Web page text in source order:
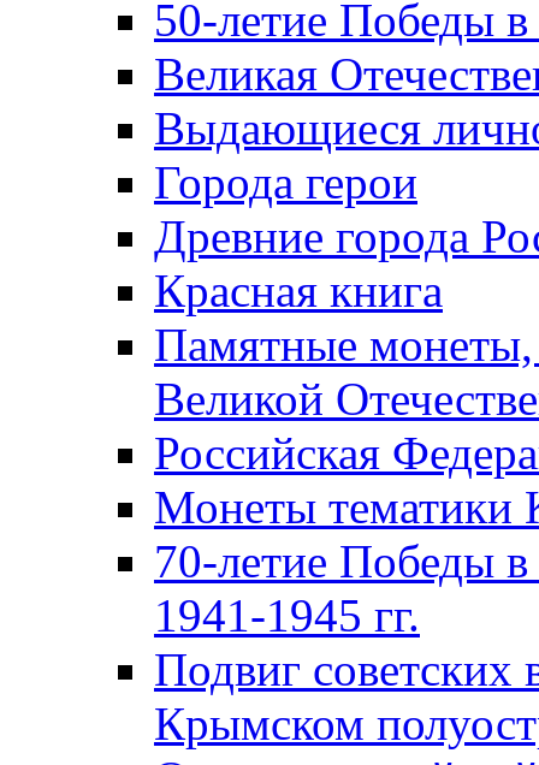
50-летие Победы
Великая
Выдающиеся
Города герои
Древние города
Красная книга
Памятные
Великой
Российская
Монеты тематики
70-летие Победы
1941-1945 гг.
Подвиг советских
Крымском